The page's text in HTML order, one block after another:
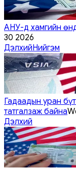
АНУ-д хамгийн
30 2026
ДэлхийНийгэм
Гадаадын уран
татгалзаж байна
Дэлхий